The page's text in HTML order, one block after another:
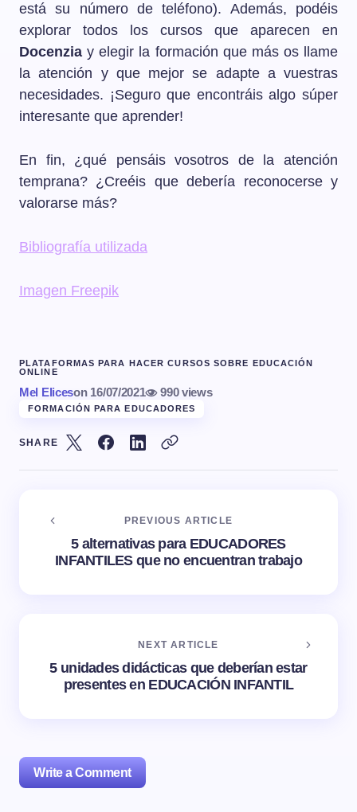
está su número de teléfono). Además, podéis
explorar todos los cursos que aparecen en
Docenzia y elegir la formación que más os llame
la atención y que mejor se adapte a vuestras
necesidades. ¡Seguro que encontráis algo súper
interesante que aprender!
En fin, ¿qué pensáis vosotros de la atención
temprana? ¿Creéis que debería reconocerse y
valorarse más?
Bibliografía utilizada
Imagen Freepik
PLATAFORMAS PARA HACER CURSOS SOBRE EDUCACIÓN
ONLINE
Mel Eliceson 16/07/2021 990 views
FORMACIÓN PARA EDUCADORES
SHARE
PREVIOUS ARTICLE
5 alternativas para EDUCADORES
INFANTILES que no encuentran trabajo
NEXT ARTICLE
5 unidades didácticas que deberían estar
presentes en EDUCACIÓN INFANTIL
Write a Comment